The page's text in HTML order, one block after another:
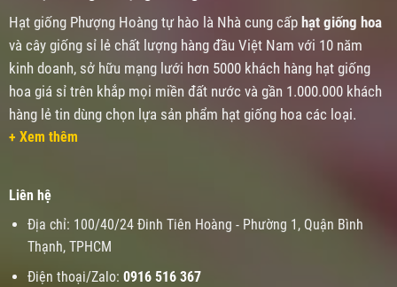
Hạt giống Phượng Hoàng tự hào là Nhà cung cấp hạt giống hoa
và cây giống sỉ lẻ chất lượng hàng đầu Việt Nam với 10 năm
kinh doanh, sở hữu mạng lưới hơn 5000 khách hàng hạt giống
hoa giá sỉ trên khắp mọi miền đất nước và gần 1.000.000 khách
hàng lẻ tin dùng chọn lựa sản phẩm hạt giống hoa các loại.
+ Xem thêm
Liên hệ
Địa chỉ: 100/40/24 Đinh Tiên Hoàng - Phường 1, Quận Bình
Thạnh, TPHCM
Điện thoại/Zalo: 0916 516 367